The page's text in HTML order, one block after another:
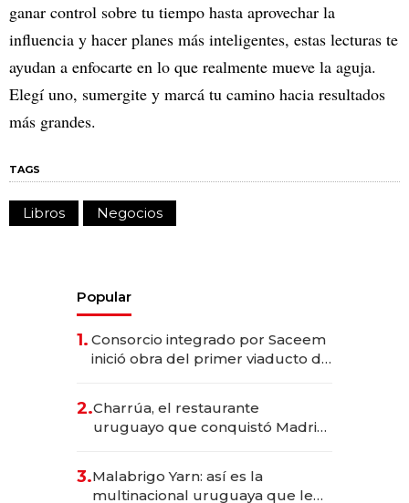
ganar control sobre tu tiempo hasta aprovechar la
influencia y hacer planes más inteligentes, estas lecturas te
ayudan a enfocarte en lo que realmente mueve la aguja.
Elegí uno, sumergite y marcá tu camino hacia resultados
más grandes.
TAGS
Libros Negocios
Popular
1. Consorcio integrado por Saceem
inició obra del primer viaducto de
millones
2.Charrúa, el restaurante
uruguayo que conquistó Madrid:
anticipación y prepara apertura
3.Malabrigo Yarn: así es la
multinacional uruguaya que le